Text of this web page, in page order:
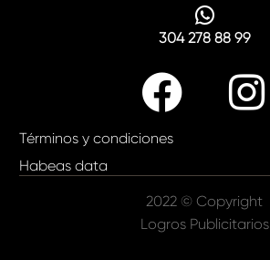
304 278 88 99
Términos y condiciones
Habeas data
2022 © Copyright
Logros Publicitarios